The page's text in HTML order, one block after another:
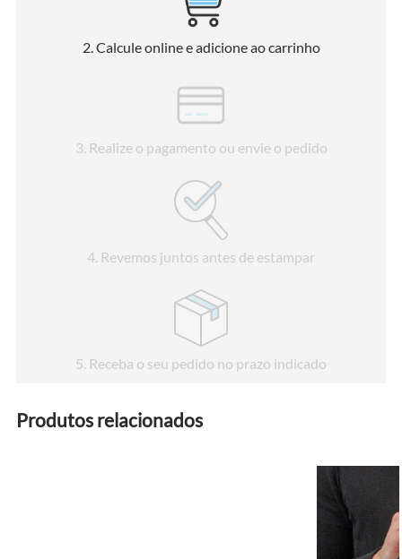
2. Calcule online e adicione ao carrinho
3 . Realize o pagamento ou envie o pedido
4. Revemos juntos antes de estampar
5 . Receba o seu pedido no prazo indicado
Produtos relacionados